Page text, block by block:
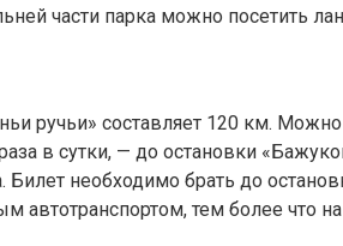
части парка можно посетить
ручьи» составляет 120 км.
в сутки, — до остановки
необходимо брать до
тем более что на